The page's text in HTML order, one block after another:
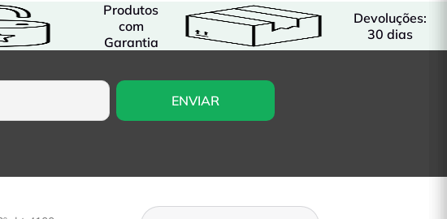
Produtos
com
Garantia
Devoluções:
30 dias